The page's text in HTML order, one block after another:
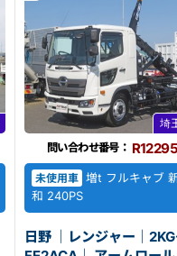
埼
問い合わせ番号：
未使用車 増t フルキャブ
和 240PS
日野 ｜レンジャー｜